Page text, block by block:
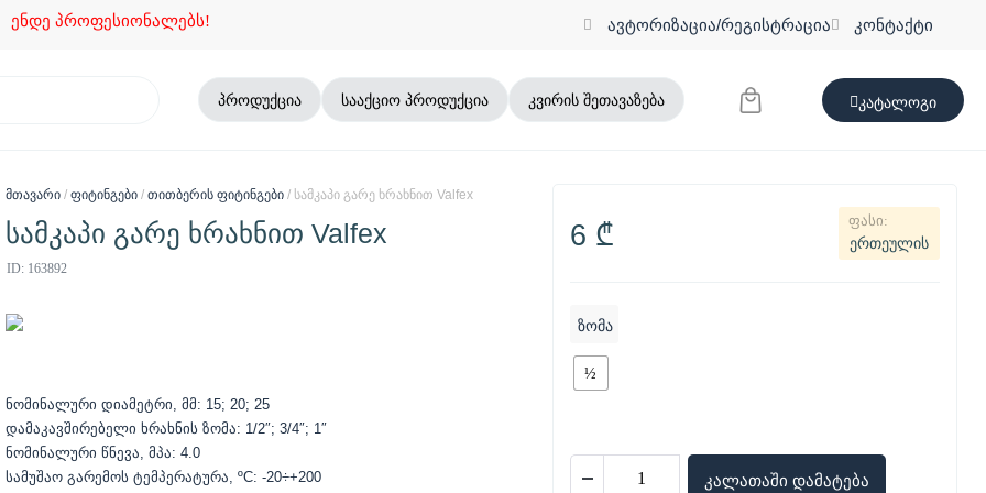
პროფესიონალებს! ავტორიზაცია/რეგისტრაცია კონტაქტი
პროდუქცია სააქციო პროდუქცია კვირის შეთავაზება კატალოგი
მთავარი/ ფიტინგები/ თითბერის ფიტინგები/ სამკაპი გარე ხრახნით Valfex
სამკაპი გარე ხრახნით Valfex
ID: 163892
ნომინალური დიამეტრი, მმ: 15; 20; 25
დამაკავშირებელი ხრახნის ზომა: 1/2″; 3/4″; 1″
ნომინალური წნევა, მპა: 4.0
სამუშაო გარემოს ტემპერატურა, ºС: -20÷+200
6 ₾ ერთეულის
ზომა
½
კალათაში დამატება